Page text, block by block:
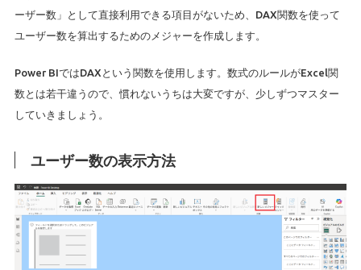
ーザー数」として直接利用できる項目がないため、DAX関数を使って
ユーザー数を算出するためのメジャーを作成します。
Power BIではDAXという関数を使用します。数式のルールがExcel関
数とは若干違うので、慣れないうちは大変ですが、少しずつマスター
していきましょう。
ユーザー数の表示方法